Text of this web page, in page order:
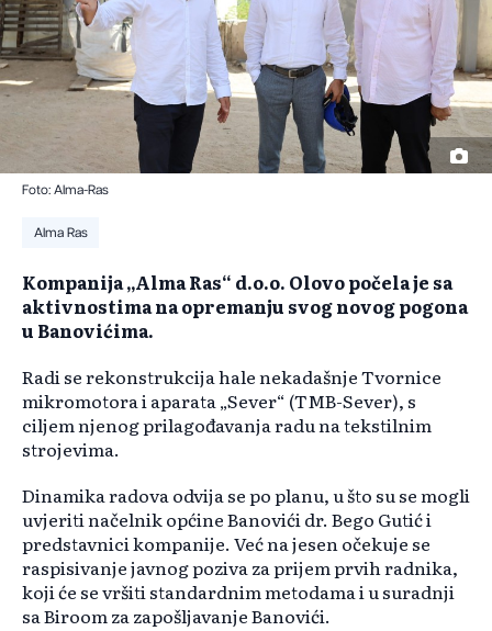
Foto: Alma-Ras
Alma Ras
Kompanija „Alma Ras“ d.o.o. Olovo počela je sa
aktivnostima na opremanju svog novog pogona
u Banovićima.
Radi se rekonstrukcija hale nekadašnje Tvornice
mikromotora i aparata „Sever“ (TMB-Sever), s
ciljem njenog prilagođavanja radu na tekstilnim
strojevima.
Dinamika radova odvija se po planu, u što su se mogli
uvjeriti načelnik općine Banovići dr. Bego Gutić i
predstavnici kompanije. Već na jesen očekuje se
raspisivanje javnog poziva za prijem prvih radnika,
koji će se vršiti standardnim metodama i u suradnji
sa Biroom za zapošljavanje Banovići.